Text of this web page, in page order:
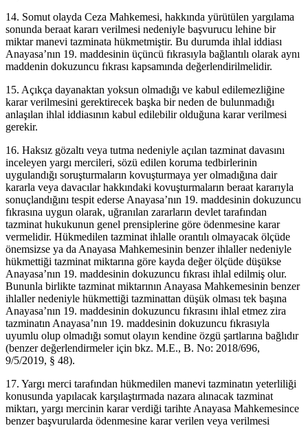
14. Somut olayda Ceza Mahkemesi, hakkında yürütülen yargılama
sonunda beraat kararı verilmesi nedeniyle başvurucu lehine bir
miktar manevi tazminata hükmetmiştir. Bu durumda ihlal iddiası
Anayasa’nın 19. maddesinin üçüncü fıkrasıyla bağlantılı olarak aynı
maddenin dokuzuncu fıkrası kapsamında değerlendirilmelidir.
15. Açıkça dayanaktan yoksun olmadığı ve kabul edilemezliğine
karar verilmesini gerektirecek başka bir neden de bulunmadığı
anlaşılan ihlal iddiasının kabul edilebilir olduğuna karar verilmesi
gerekir.
16. Haksız gözaltı veya tutma nedeniyle açılan tazminat davasını
inceleyen yargı mercileri, sözü edilen koruma tedbirlerinin
uygulandığı soruşturmaların kovuşturmaya yer olmadığına dair
kararla veya davacılar hakkındaki kovuşturmaların beraat kararıyla
sonuçlandığını tespit ederse Anayasa’nın 19. maddesinin dokuzuncu
fıkrasına uygun olarak, uğranılan zararların devlet tarafından
tazminat hukukunun genel prensiplerine göre ödenmesine karar
vermelidir. Hükmedilen tazminat ihlalle orantılı olmayacak ölçüde
önemsizse ya da Anayasa Mahkemesinin benzer ihlaller nedeniyle
hükmettiği tazminat miktarına göre kayda değer ölçüde düşükse
Anayasa’nın 19. maddesinin dokuzuncu fıkrası ihlal edilmiş olur.
Bununla birlikte tazminat miktarının Anayasa Mahkemesinin benzer
ihlaller nedeniyle hükmettiği tazminattan düşük olması tek başına
Anayasa’nın 19. maddesinin dokuzuncu fıkrasını ihlal etmez zira
tazminatın Anayasa’nın 19. maddesinin dokuzuncu fıkrasıyla
uyumlu olup olmadığı somut olayın kendine özgü şartlarına bağlıdır
(benzer değerlendirmeler için bkz. M.E., B. No: 2018/696,
9/5/2019, § 48).
17. Yargı merci tarafından hükmedilen manevi tazminatın yeterliliği
konusunda yapılacak karşılaştırmada nazara alınacak tazminat
miktarı, yargı mercinin karar verdiği tarihte Anayasa Mahkemesince
benzer başvurularda ödenmesine karar verilen veya verilmesi